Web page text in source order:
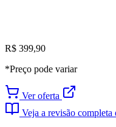
R$ 399,90
*Preço pode variar
Ver oferta
Veja a revisão